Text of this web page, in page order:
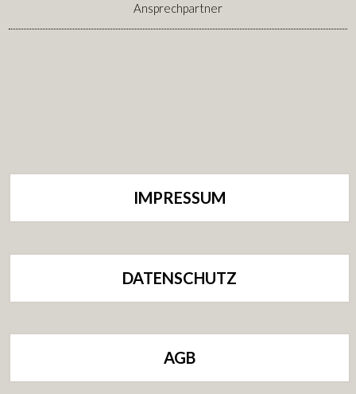
Ansprechpartner
IMPRESSUM
DATENSCHUTZ
AGB